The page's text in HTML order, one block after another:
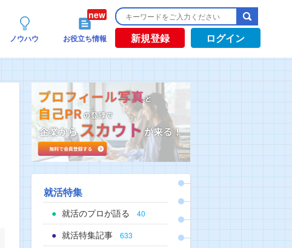
ノウハウ お役立ち情報 新規登録 ログイン
就活特集
就活のプロが語る 40
就活特集記事 633